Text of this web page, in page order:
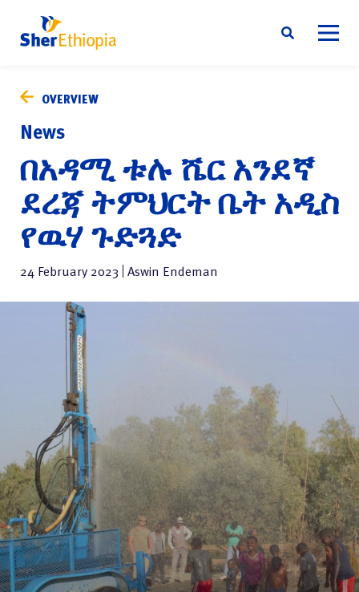
to
ዜና
አድራሻ
አማርኛ
OVERVIEW
News
በአዳሚ ቱሉ ሼር አንደኛ
ደረጃ ትምህርት ቤት አዲስ
የዉሃ ጉድጓድ
24 February 2023 Aswin Endeman